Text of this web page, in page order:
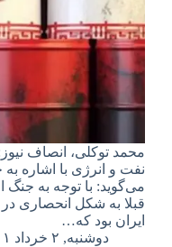
محمد توکلی، انصاف
نفت و انرژی با اشاره
می‌گوید: با توجه به جنگ
قبلا به شکل انحصاری در
ایران بود که…
دوشنبه, ۲ خرداد ۱۴۰۱ – ۰۸:۰۵